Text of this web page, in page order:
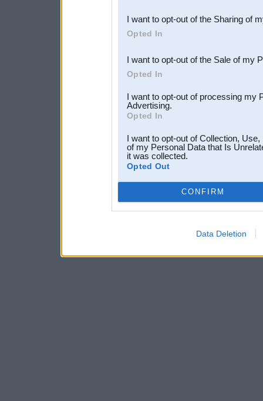
Downstream Participants
third parties.
I want to opt-out of the Sharing of
Opted In
I want to opt-out of the Sale of my
Opted In
I want to opt-out of processing my
Advertising.
Opted In
I want to opt-out of Collection,
of my Personal Data that Is
it was collected.
Opted Out
CONFIRM
Data Deletion